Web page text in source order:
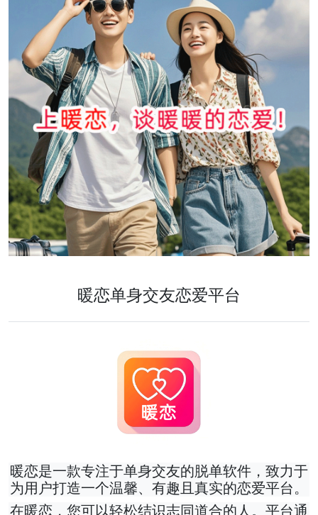
暖恋单身交友恋爱平台
暖恋是一款专注于单身交友的脱单软件，致力于
为用户打造一个温馨、有趣且真实的恋爱平台。
在暖恋，您可以轻松结识志同道合的人。平台通